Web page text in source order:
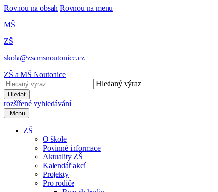
Rovnou na obsah Rovnou na menu
MŠ
ZŠ
skola@zsamsnoutonice.cz
ZŠ a MŠ Noutonice
Hledaný výraz
Hledat
rozšířené vyhledávání
Menu
ZŠ
O škole
Povinné informace
Aktuality ZŠ
Kalendář akcí
Projekty
Pro rodiče